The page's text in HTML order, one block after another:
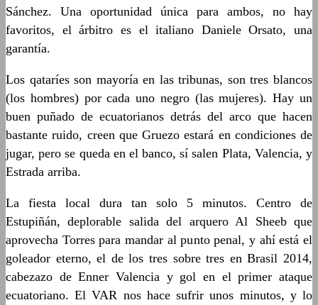
Sánchez. Una oportunidad única para ambos, no hay
favoritos, el árbitro es el italiano Daniele Orsato, una
garantía.
Los qataríes son mayoría en las tribunas, son tres blancos
(los hombres) por cada uno negro (las mujeres). Hay un
buen puñado de ecuatorianos detrás del arco que hacen
bastante ruido, creen que Gruezo estará en condiciones de
jugar, pero se queda en el banco, sí salen Plata, Valencia, y
Estrada arriba.
La fiesta local dura tan solo 5 minutos. Centro de
Estupiñán, deplorable salida del arquero Al Sheeb que
aprovecha Torres para mandar al punto penal, y ahí está el
goleador eterno, el de los tres sobre tres en Brasil 2014,
cabezazo de Enner Valencia y gol en el primer ataque
ecuatoriano. El VAR nos hace sufrir unos minutos, y lo